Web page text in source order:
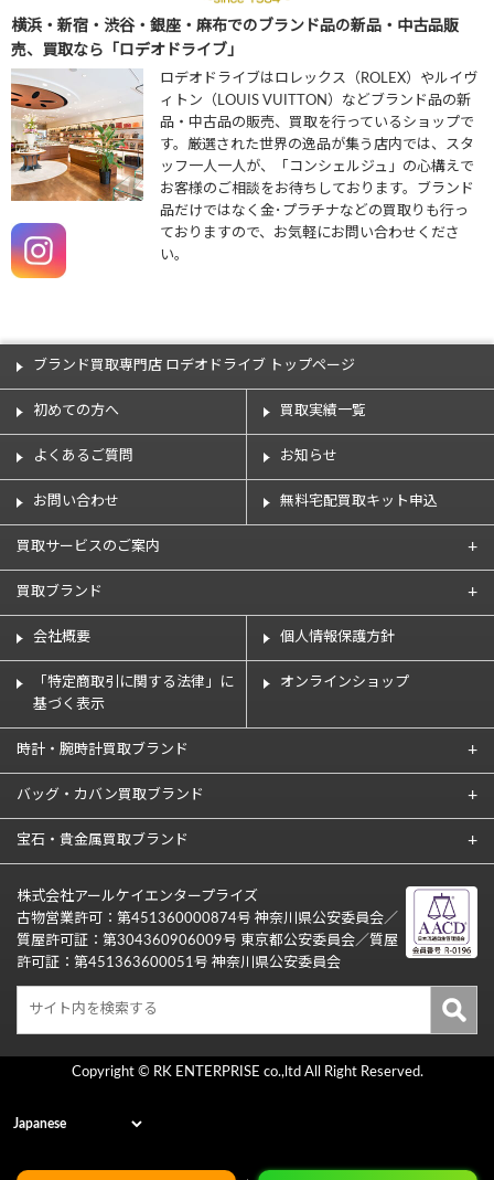
横浜・新宿・渋谷・銀座・麻布でのブランド品の新品・中古品販
売、買取なら「ロデオドライブ」
ロデオドライブはロレックス（ROLEX）やルイヴ
ィトン（LOUIS VUITTON）などブランド品の新
品・中古品の販売、買取を行っているショップで
す。厳選された世界の逸品が集う店内では、スタ
ッフ一人一人が、「コンシェルジュ」の心構えで
お客様のご相談をお待ちしております。ブランド
品だけではなく金･プラチナなどの買取りも行っ
ておりますので、お気軽にお問い合わせくださ
い。
ブランド買取専門店 ロデオドライブ トップページ
初めての方へ 買取実績一覧
よくあるご質問 お知らせ
お問い合わせ 無料宅配買取キット申込
買取サービスのご案内
買取ブランド
会社概要 個人情報保護方針
「特定商取引に関する法律」に
基づく表示
オンラインショップ
時計・腕時計買取ブランド
バッグ・カバン買取ブランド
宝石・貴金属買取ブランド
株式会社アールケイエンタープライズ
古物営業許可：第451360000874号 神奈川県公安委員会／
質屋許可証：第304360906009号 東京都公安委員会／質屋
許可証：第451363600051号 神奈川県公安委員会
Copyright © RK ENTERPRISE co.,ltd All Right Reserved.